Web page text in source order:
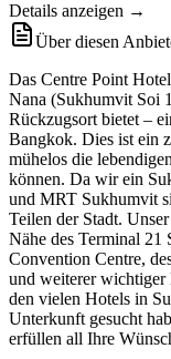
Details anzeigen →
Über diesen
Das Centre Point
Nana (Sukhumvit Soi
Rückzugsort bietet –
Bangkok. Dies ist ein
mühelos die
können. Da wir ein
und MRT Sukhumvit
Teilen der Stadt.
Nähe des Terminal 21
Convention Centre,
und weiterer wichtiger
den vielen Hotels in
Unterkunft gesucht
erfüllen all Ihre